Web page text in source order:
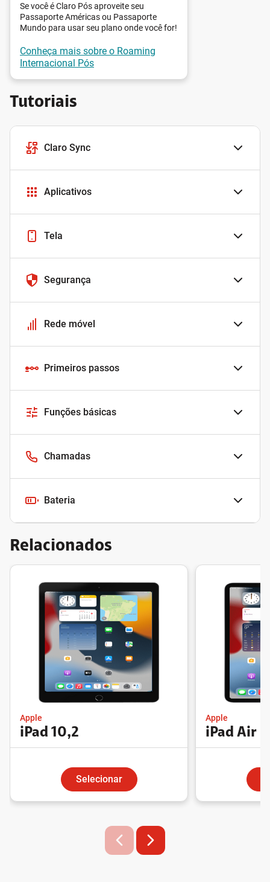
Se você é Claro Pós aproveite seu
Passaporte Américas ou Passaporte
Mundo para usar seu plano onde você for!
Conheça mais sobre o Roaming
Internacional Pós
Tutoriais
Claro Sync
Aplicativos
Tela
Segurança
Rede móvel
Primeiros passos
Funções básicas
Chamadas
Bateria
Relacionados
Apple
iPad 10,2
Selecionar
Apple
iPad Air